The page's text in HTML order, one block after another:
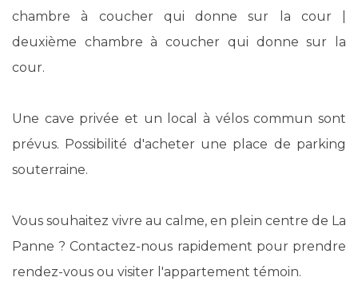
chambre à coucher qui donne sur la cour |
deuxième chambre à coucher qui donne sur la
cour.
Une cave privée et un local à vélos commun sont
prévus. Possibilité d'acheter une place de parking
souterraine.
Vous souhaitez vivre au calme, en plein centre de La
Panne ? Contactez-nous rapidement pour prendre
rendez-vous ou visiter l'appartement témoin.